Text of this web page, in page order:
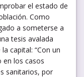
el estado de
Como
a someterse a
tesis avalada
capital: “Con un
en los casos
sanitarios, por